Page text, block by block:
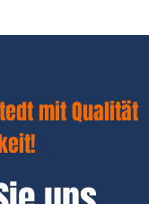
mit Qualität